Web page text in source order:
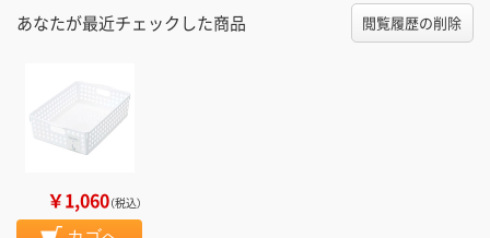
あなたが最近チェックした商品 閲覧履歴の削除
￥1,060（税込）